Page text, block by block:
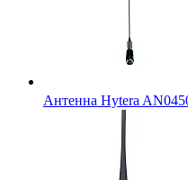
Антенна Hytera